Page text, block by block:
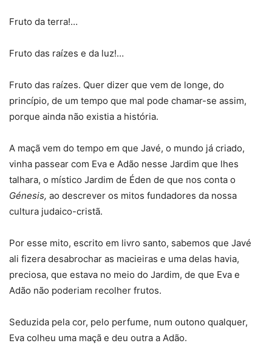
Fruto da terra!…
Fruto das raízes e da luz!…
Fruto das raízes. Quer dizer que vem de longe, do
princípio, de um tempo que mal pode chamar-se assim,
porque ainda não existia a história.
A maçã vem do tempo em que Javé, o mundo já criado,
vinha passear com Eva e Adão nesse Jardim que lhes
talhara, o místico Jardim de Éden de que nos conta o
Génesis, ao descrever os mitos fundadores da nossa
cultura judaico-cristã.
Por esse mito, escrito em livro santo, sabemos que Javé
ali fizera desabrochar as macieiras e uma delas havia,
preciosa, que estava no meio do Jardim, de que Eva e
Adão não poderiam recolher frutos.
Seduzida pela cor, pelo perfume, num outono qualquer,
Eva colheu uma maçã e deu outra a Adão.